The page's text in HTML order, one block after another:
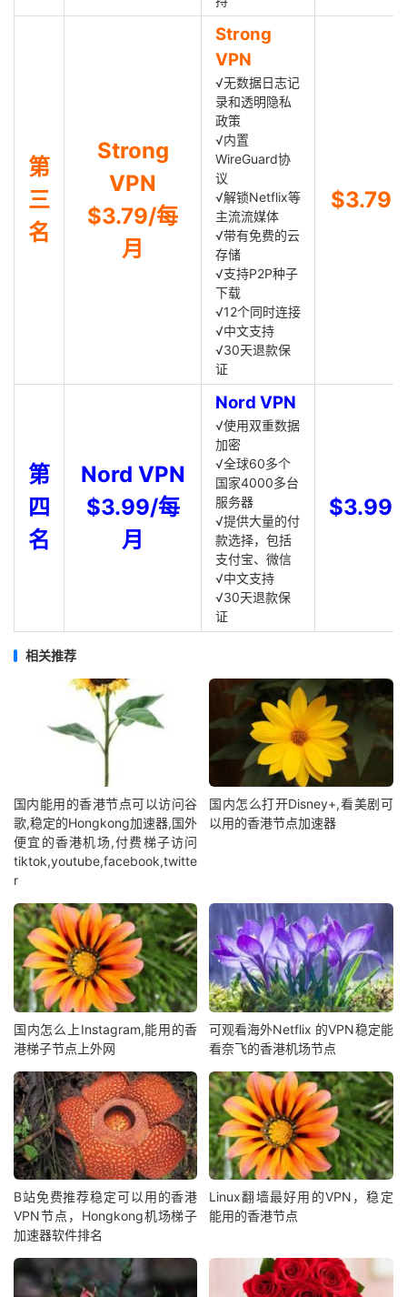
第
三
名
Strong
VPN
$3.79/每
月
Strong
VPN
√无数据日志记
录和透明隐私
政策
√内置
WireGuard协
议
√解锁Netflix等
主流流媒体
√带有免费的云
存储
√支持P2P种子
下载
√12个同时连接
√中文支持
√30天退款保
证
$3.79
第
四
名
Nord VPN
$3.99/每
月
Nord VPN
√使用双重数据
加密
√全球60多个
国家4000多台
服务器
√提供大量的付
款选择，包括
支付宝、微信
√中文支持
√30天退款保
证
$3.99
相关推荐
国内能用的香港节点可以访问谷
歌,稳定的Hongkong加速器,国外
便宜的香港机场,付费梯子访问
tiktok,youtube,facebook,twitte
r
国内怎么打开Disney+,看美剧可
以用的香港节点加速器
国内怎么上Instagram,能用的香
港梯子节点上外网
可观看海外Netflix 的VPN稳定能
看奈飞的香港机场节点
B站免费推荐稳定可以用的香港
VPN节点，Hongkong机场梯子
加速器软件排名
Linux翻墙最好用的VPN，稳定
能用的香港节点